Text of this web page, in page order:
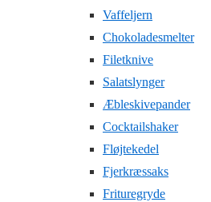
Vaffeljern
Chokoladesmelter
Filetknive
Salatslynger
Æbleskivepander
Cocktailshaker
Fløjtekedel
Fjerkræssaks
Frituregryde